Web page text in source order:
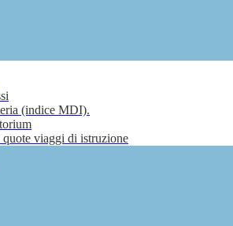
(indice MDI).
viaggi di istruzione